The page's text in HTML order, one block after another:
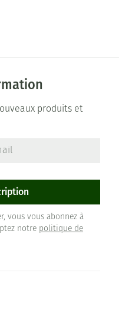
produits et
vous vous abonnez à
notre politique de